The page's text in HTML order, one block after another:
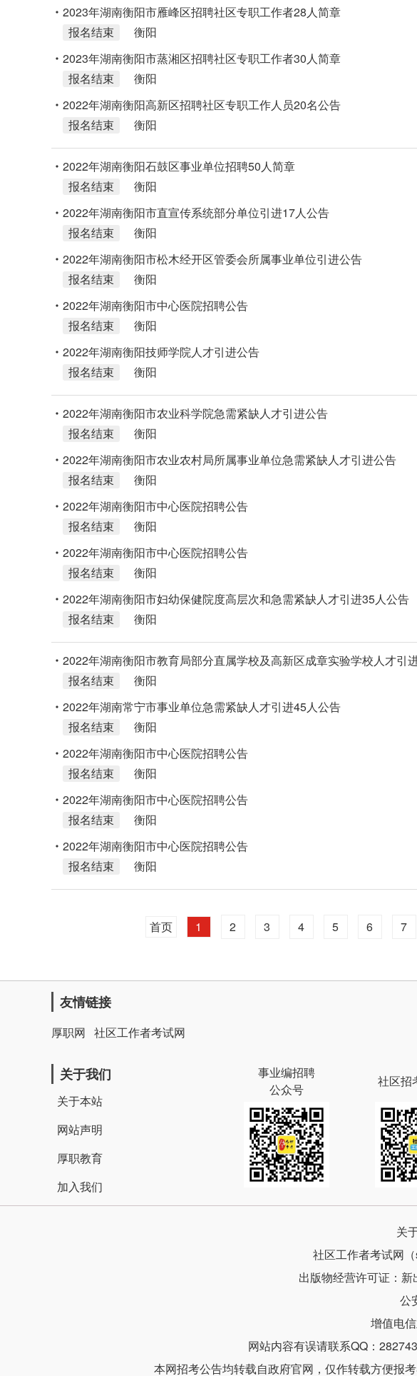
2023年湖南衡阳市雁峰区招聘社区专职工作者28人简章
报名结束
衡阳
2023年湖南衡阳市蒸湘区招聘社区专职工作者30人简章
报名结束
衡阳
2022年湖南衡阳高新区招聘社区专职工作人员20名公告
报名结束
衡阳
2022年湖南衡阳石鼓区事业单位招聘50人简章
报名结束
衡阳
2022年湖南衡阳市直宣传系统部分单位引进17人公告
报名结束
衡阳
2022年湖南衡阳市松木经开区管委会所属事业单位引进公告
报名结束
衡阳
2022年湖南衡阳市中心医院招聘公告
报名结束
衡阳
2022年湖南衡阳技师学院人才引进公告
报名结束
衡阳
2022年湖南衡阳市农业科学院急需紧缺人才引进公告
报名结束
衡阳
2022年湖南衡阳市农业农村局所属事业单位急需紧缺人才引进公告
报名结束
衡阳
2022年湖南衡阳市中心医院招聘公告
报名结束
衡阳
2022年湖南衡阳市中心医院招聘公告
报名结束
衡阳
2022年湖南衡阳市妇幼保健院度高层次和急需紧缺人才引进35人公告
报名结束
衡阳
2022年湖南衡阳市教育局部分直属学校及高新区成章实验学校人才引
报名结束
衡阳
2022年湖南常宁市事业单位急需紧缺人才引进45人公告
报名结束
衡阳
2022年湖南衡阳市中心医院招聘公告
报名结束
衡阳
2022年湖南衡阳市中心医院招聘公告
报名结束
衡阳
2022年湖南衡阳市中心医院招聘公告
报名结束
衡阳
首页 1 2 3 4 5 6 7
友情链接
厚职网 社区工作者考试网
关于我们
关于本站
网站声明
厚职教育
加入我们
事业编招聘
公众号
社区招
关
社区工作者考试网
出版物经营许可证：
公
增值电
网站内容有误请联系QQ：
本网招考公告均转载自政府官网，仅作转载方便报